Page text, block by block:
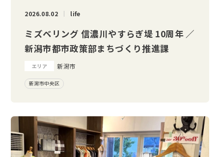
2026.08.02 life
ミズベリング 信濃川やすらぎ堤 10周年 ／
新潟市都市政策部まちづくり推進課
エリア 新潟市
新潟市中央区